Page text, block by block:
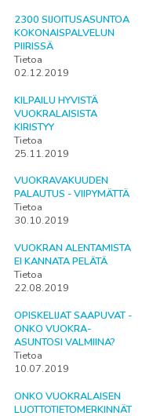
2300 SIJOITUSASUNTOA
KOKONAISPALVELUN
PIIRISSÄ
Tietoa
02.12.2019
KILPAILU HYVISTÄ
VUOKRALAISISTA
KIRISTYY
Tietoa
25.11.2019
VUOKRAVAKUUDEN
PALAUTUS - VIIPYMÄTTÄ
Tietoa
30.10.2019
VUOKRAN ALENTAMISTA
EI KANNATA PELÄTÄ
Tietoa
22.08.2019
OPISKELIJAT SAAPUVAT -
ONKO VUOKRA-
ASUNTOSI VALMIINA?
Tietoa
10.07.2019
ONKO VUOKRALAISEN
LUOTTOTIETOMERKINNÄT